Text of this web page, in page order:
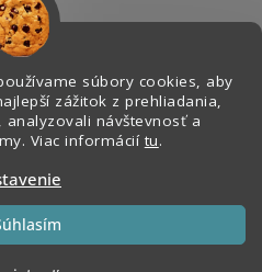
súbory cookies, aby
zážitok z prehliadania,
návštevnosť a
Viac informácií tu.
na Instagrame